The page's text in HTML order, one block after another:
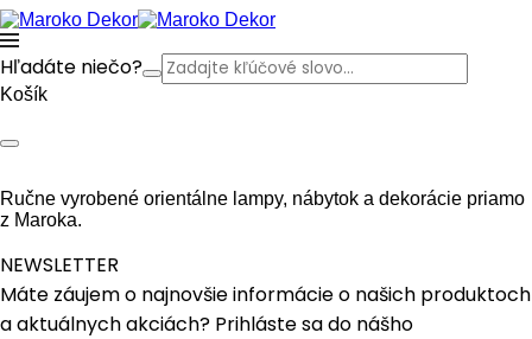
Hľadáte niečo?
Košík
Ručne vyrobené orientálne lampy, nábytok a dekorácie priamo
z Maroka.
NEWSLETTER
Máte záujem o najnovšie informácie o našich produktoch
a aktuálnych akciách? Prihláste sa do nášho